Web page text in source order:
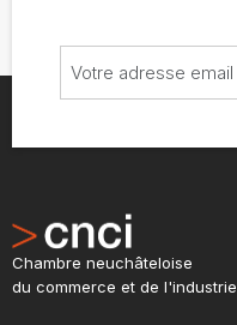
Chambre neuchâteloise
du commerce et de l'industrie